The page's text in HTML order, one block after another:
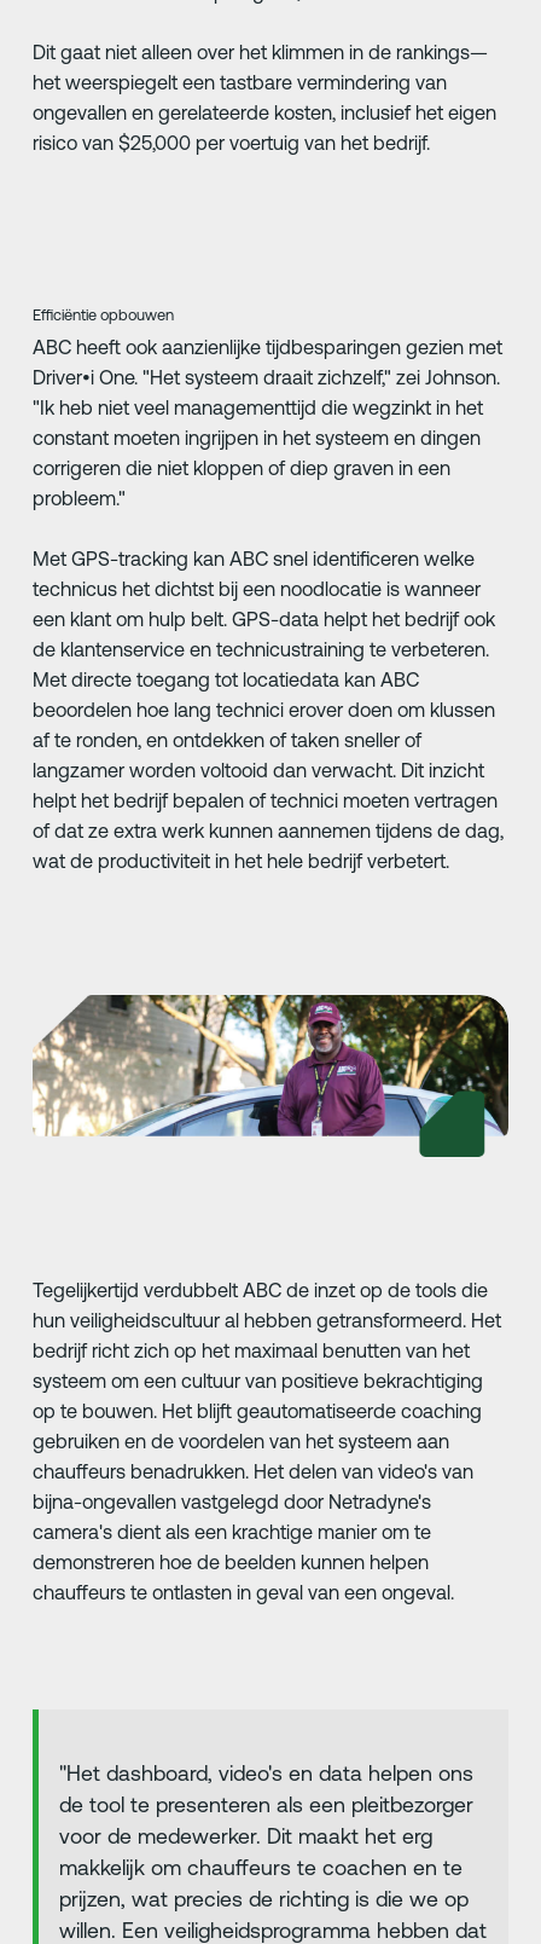
Dit gaat niet alleen over het klimmen in de rankings—
het weerspiegelt een tastbare vermindering van
ongevallen en gerelateerde kosten, inclusief het eigen
risico van $25,000 per voertuig van het bedrijf.
Efficiëntie opbouwen
ABC heeft ook aanzienlijke tijdbesparingen gezien met
Driver•i One. "Het systeem draait zichzelf," zei Johnson.
"Ik heb niet veel managementtijd die wegzinkt in het
constant moeten ingrijpen in het systeem en dingen
corrigeren die niet kloppen of diep graven in een
probleem."
Met GPS-tracking kan ABC snel identificeren welke
technicus het dichtst bij een noodlocatie is wanneer
een klant om hulp belt. GPS-data helpt het bedrijf ook
de klantenservice en technicustraining te verbeteren.
Met directe toegang tot locatiedata kan ABC
beoordelen hoe lang technici erover doen om klussen
af te ronden, en ontdekken of taken sneller of
langzamer worden voltooid dan verwacht. Dit inzicht
helpt het bedrijf bepalen of technici moeten vertragen
of dat ze extra werk kunnen aannemen tijdens de dag,
wat de productiviteit in het hele bedrijf verbetert.
Tegelijkertijd verdubbelt ABC de inzet op de tools die
hun veiligheidscultuur al hebben getransformeerd. Het
bedrijf richt zich op het maximaal benutten van het
systeem om een cultuur van positieve bekrachtiging
op te bouwen. Het blijft geautomatiseerde coaching
gebruiken en de voordelen van het systeem aan
chauffeurs benadrukken. Het delen van video's van
bijna-ongevallen vastgelegd door Netradyne's
camera's dient als een krachtige manier om te
demonstreren hoe de beelden kunnen helpen
chauffeurs te ontlasten in geval van een ongeval.
"Het dashboard, video's en data helpen ons
de tool te presenteren als een pleitbezorger
voor de medewerker. Dit maakt het erg
makkelijk om chauffeurs te coachen en te
prijzen, wat precies de richting is die we op
willen. Een veiligheidsprogramma hebben dat